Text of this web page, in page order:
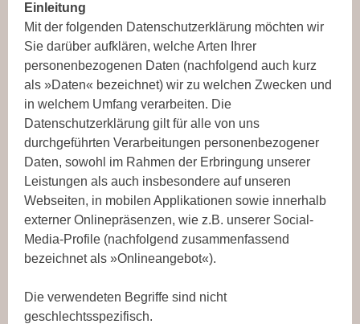
Einleitung
Mit der folgenden Datenschutzerklärung möchten wir
Sie darüber aufklären, welche Arten Ihrer
personenbezogenen Daten (nachfolgend auch kurz
als »Daten« bezeichnet) wir zu welchen Zwecken und
in welchem Umfang verarbeiten. Die
Datenschutzerklärung gilt für alle von uns
durchgeführten Verarbeitungen personenbezogener
Daten, sowohl im Rahmen der Erbringung unserer
Leistungen als auch insbesondere auf unseren
Webseiten, in mobilen Applikationen sowie innerhalb
externer Onlinepräsenzen, wie z.B. unserer Social-
Media-Profile (nachfolgend zusammenfassend
bezeichnet als »Onlineangebot«).
Die verwendeten Begriffe sind nicht
geschlechtsspezifisch.